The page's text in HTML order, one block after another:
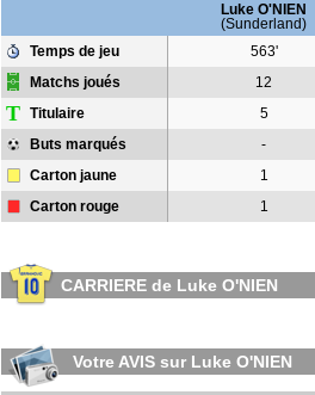
Luke O'NIEN
(Sunderland)
Temps de jeu
563'
Matchs joués 12
T Titulaire 5
Buts marqués -
Carton jaune 1
Carton rouge 1
CARRIERE de Luke O'NIEN
Votre AVIS sur Luke O'NIEN